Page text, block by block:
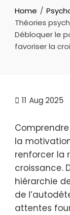
Home
Théories
Débloquer le
favoriser la
11 Aug 2025
la
renforcer la
croissance.
hiérarchie
de
attentes